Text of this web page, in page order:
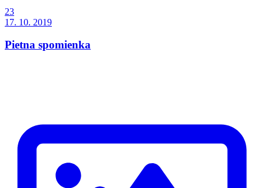
23
17. 10. 2019
Pietna spomienka